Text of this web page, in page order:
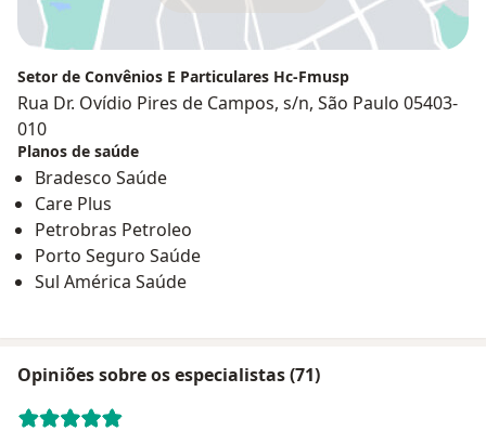
Setor de Convênios E Particulares Hc-Fmusp
Rua Dr. Ovídio Pires de Campos, s/n, São Paulo 05403-
010
Planos de saúde
Bradesco Saúde
Care Plus
Petrobras Petroleo
Porto Seguro Saúde
Sul América Saúde
Opiniões sobre os especialistas (71)